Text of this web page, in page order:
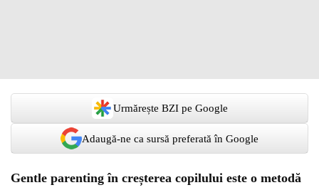
Urmărește BZI pe Google
Adaugă-ne ca sursă preferată în Google
Gentle parenting în creșterea copilului este o metodă